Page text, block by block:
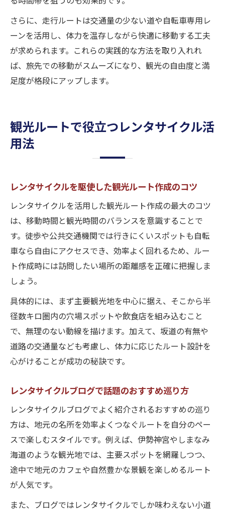
さらに、走行ルートは交通量の少ない道や自転車専用レ
ーンを活用し、体力を温存しながら快適に移動する工夫
が求められます。これらの実践的な方法を取り入れれ
ば、旅先での移動がスムーズになり、観光の自由度と満
足度が格段にアップします。
観光ルートで役立つレンタサイクル活
用法
レンタサイクルを駆使した観光ルート作成のコツ
レンタサイクルを活用した観光ルート作成の最大のコツ
は、移動時間と観光時間のバランスを意識することで
す。徒歩や公共交通機関では行きにくいスポットも自転
車なら自由にアクセスでき、効率よく回れるため、ルー
ト作成時には訪問したい場所の距離感を正確に把握しま
しょう。
具体的には、まず主要観光地を中心に据え、そこから半
径数キロ圏内の穴場スポットや飲食店を組み込むこと
で、無理のない動線を描けます。加えて、坂道の有無や
道路の交通量なども考慮し、体力に応じたルート設計を
心がけることが成功の秘訣です。
レンタサイクルブログで話題のおすすめ巡り方
レンタサイクルブログでよく紹介されるおすすめの巡り
方は、地元の名所を効率よくつなぐルートを自分のペー
スで楽しむスタイルです。例えば、伊勢神宮やしまなみ
海道のような観光地では、主要スポットを網羅しつつ、
途中で地元のカフェや自然豊かな景観を楽しめるルート
が人気です。
また、ブログではレンタサイクルでしか味わえない小道